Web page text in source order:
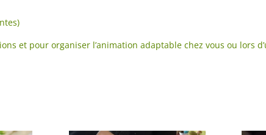
et pour organiser l’animation adaptable chez vous ou lors